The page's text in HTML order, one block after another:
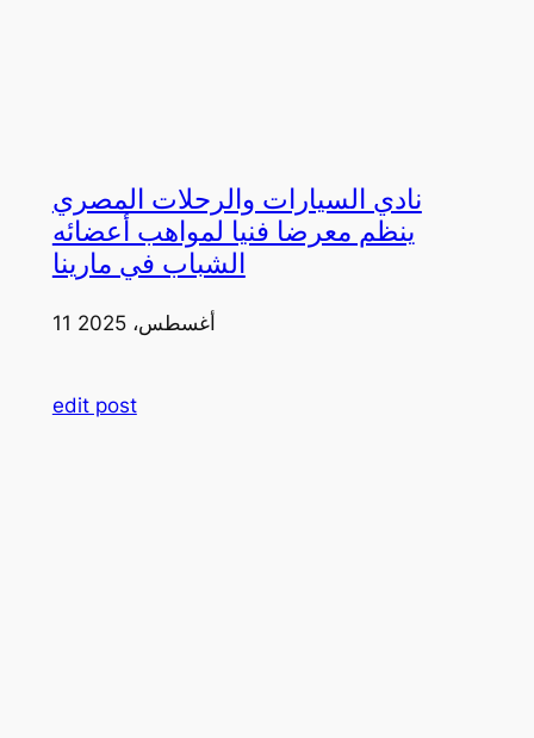
نادي السيارات والرحلات المصري
ينظم معرضا فنيا لمواهب أعضائه
الشباب في مارينا
11 أغسطس، 2025
edit post